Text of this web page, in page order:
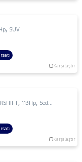
, SUV
Karşılaştır
,113Hp, Sedan
Karşılaştır